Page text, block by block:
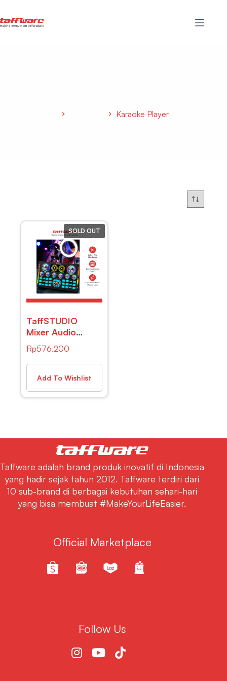
Karaoke Player
SOLD OUT
TaffSTUDIO
Mixer Audio
External Sound
Card Live
Phantom Power
48V – Q7
Rp576.200
Add To Wishlist
Taffware adalah brand produk inovatif di Indonesia
yang hadir sejak tahun 2012. Taffware terdiri dari
10 sub-brand di berbagai kebutuhan sehari-hari
yang bisa membuat #MakeYourLifeEasier.
Official Marketplace
Follow Us